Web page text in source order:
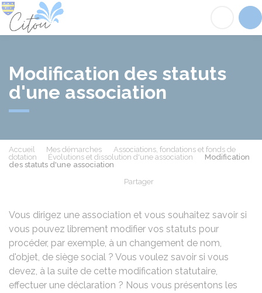
Modification des statuts
d'une association
Accueil Mes démarches
Associations, fondations et fonds de
dotation
Évolutions et dissolution d'une association
Modification
des statuts d'une association
Partager
Vous dirigez une association et vous souhaitez savoir si
vous pouvez librement modifier vos statuts pour
procéder, par exemple, à un changement de nom,
d'objet, de siège social ? Vous voulez savoir si vous
devez, à la suite de cette modification statutaire,
effectuer une déclaration ? Nous vous présentons les